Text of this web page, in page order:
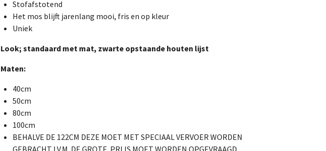
Stofafstotend
Het mos blijft jarenlang mooi, fris en op kleur
Uniek
Look; standaard met mat, zwarte opstaande houten lijst
Maten:
40cm
50cm
80cm
100cm
BEHALVE DE 122CM DEZE MOET MET SPECIAAL VERVOER WORDEN
GEBRACHT I.V.M. DE GROTE. PRIJS MOET WORDEN OPGEVRAAGD,